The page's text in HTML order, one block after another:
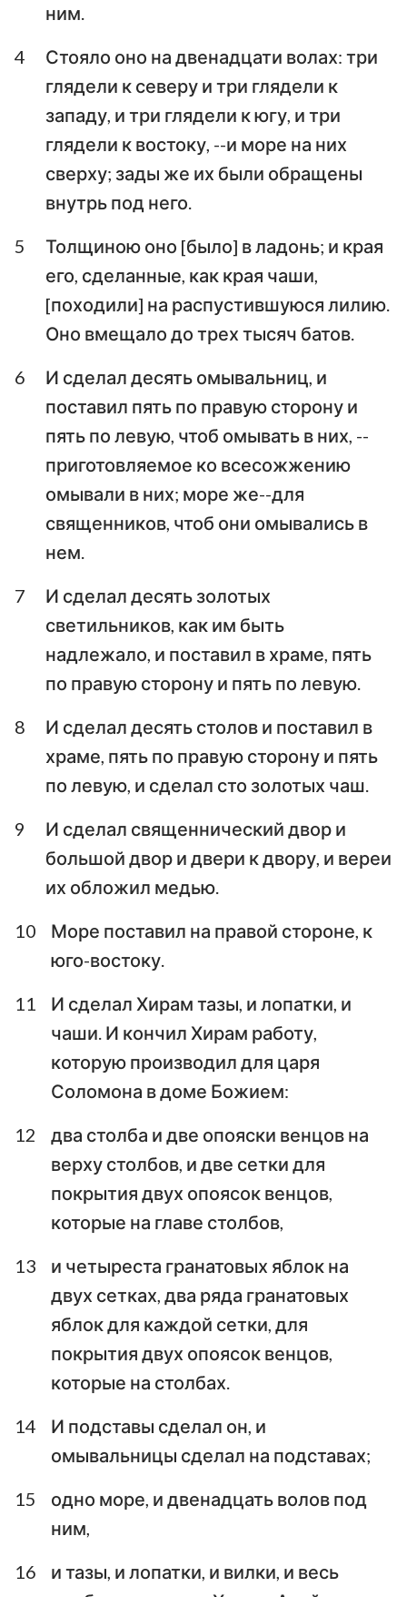
Аввакум
Аггей Захария
Малахия
ним.
4
Стояло оно на двенадцати волах: три
глядели к северу и три глядели к
западу, и три глядели к югу, и три
глядели к востоку, --и море на них
сверху; зады же их были обращены
внутрь под него.
5
Толщиною оно [было] в ладонь; и края
его, сделанные, как края чаши,
[походили] на распустившуюся лилию.
Оно вмещало до трех тысяч батов.
6
И сделал десять омывальниц, и
поставил пять по правую сторону и
пять по левую, чтоб омывать в них, --
приготовляемое ко всесожжению
омывали в них; море же--для
священников, чтоб они омывались в
нем.
7
И сделал десять золотых
светильников, как им быть
надлежало, и поставил в храме, пять
по правую сторону и пять по левую.
8
И сделал десять столов и поставил в
храме, пять по правую сторону и пять
по левую, и сделал сто золотых чаш.
9
И сделал священнический двор и
большой двор и двери к двору, и вереи
их обложил медью.
10
Море поставил на правой стороне, к
юго-востоку.
11
И сделал Хирам тазы, и лопатки, и
чаши. И кончил Хирам работу,
которую производил для царя
Соломона в доме Божием:
12
два столба и две опояски венцов на
верху столбов, и две сетки для
покрытия двух опоясок венцов,
которые на главе столбов,
13
и четыреста гранатовых яблок на
двух сетках, два ряда гранатовых
яблок для каждой сетки, для
покрытия двух опоясок венцов,
которые на столбах.
14
И подставы сделал он, и
омывальницы сделал на подставах;
15
одно море, и двенадцать волов под
ним,
16
и тазы, и лопатки, и вилки, и весь